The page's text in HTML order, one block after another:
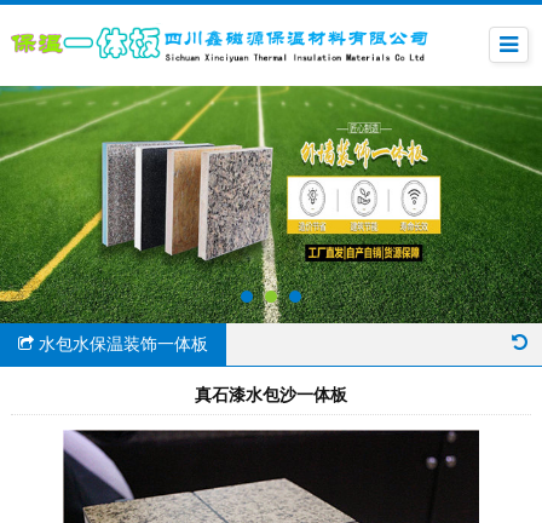
水包水保温装饰一体板
真石漆水包沙一体板